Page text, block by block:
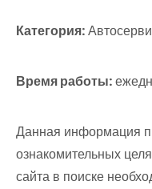
Категория:
Время работы:
Данная информация
ознакомительных
сайта в поиске